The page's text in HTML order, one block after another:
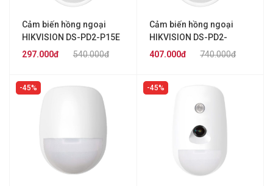
Cảm biến hồng ngoại
HIKVISION DS-PD2-P15E
540.000đ
297.000đ
Cảm biến hồng ngoại
HIKVISION DS-PD2-
P18CE
740.000đ
407.000đ
45% 45%